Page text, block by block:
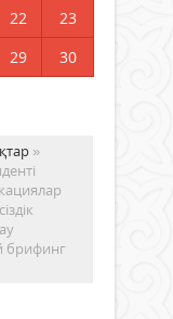
22
23
29
30
»
брифинг